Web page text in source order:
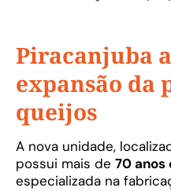
Piracanjuba
expansão da
queijos
A nova unidade,
possui mais de 70 anos
especializada na